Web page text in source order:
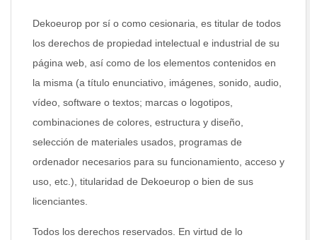
Dekoeurop por sí o como cesionaria, es titular de todos
los derechos de propiedad intelectual e industrial de su
página web, así como de los elementos contenidos en
la misma (a título enunciativo, imágenes, sonido, audio,
vídeo, software o textos; marcas o logotipos,
combinaciones de colores, estructura y diseño,
selección de materiales usados, programas de
ordenador necesarios para su funcionamiento, acceso y
uso, etc.), titularidad de Dekoeurop o bien de sus
licenciantes.
Todos los derechos reservados. En virtud de lo